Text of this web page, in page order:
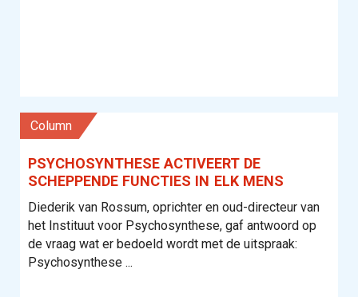
column
PSYCHOSYNTHESE ACTIVEERT DE
SCHEPPENDE FUNCTIES IN ELK MENS
Diederik van Rossum, oprichter en oud-directeur van
het Instituut voor Psychosynthese, gaf antwoord op
de vraag wat er bedoeld wordt met de uitspraak:
Psychosynthese ...